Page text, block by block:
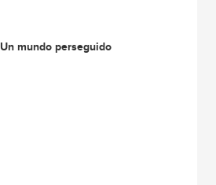
Un mundo perseguido